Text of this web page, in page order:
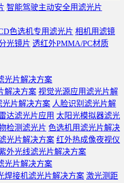
智能驾驶主动安全用滤光片
色选机专用滤光片 相机用滤镜
光镜片 透红外PMMA/PC材质
光片解决方案
解决方案 视觉光源应用滤光片解
光片解决方案 人脸识别滤光片解
达滤光片应用 太阳光模拟器滤光
检测滤光片 色选机用滤光片解决
光片解决方案 红外热成像夜视仪
外光线滤光片解决方案
光片解决方案
焊接机滤光片解决方案 激光测距